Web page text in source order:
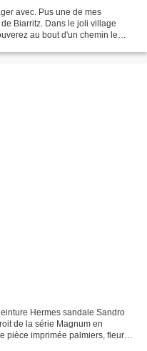
avec. Pus une de mes
Biarritz. Dans le joli village
au bout d'un chemin le
Hermes sandale Sandro
de la série Magnum en
pièce imprimée palmiers, fleurs